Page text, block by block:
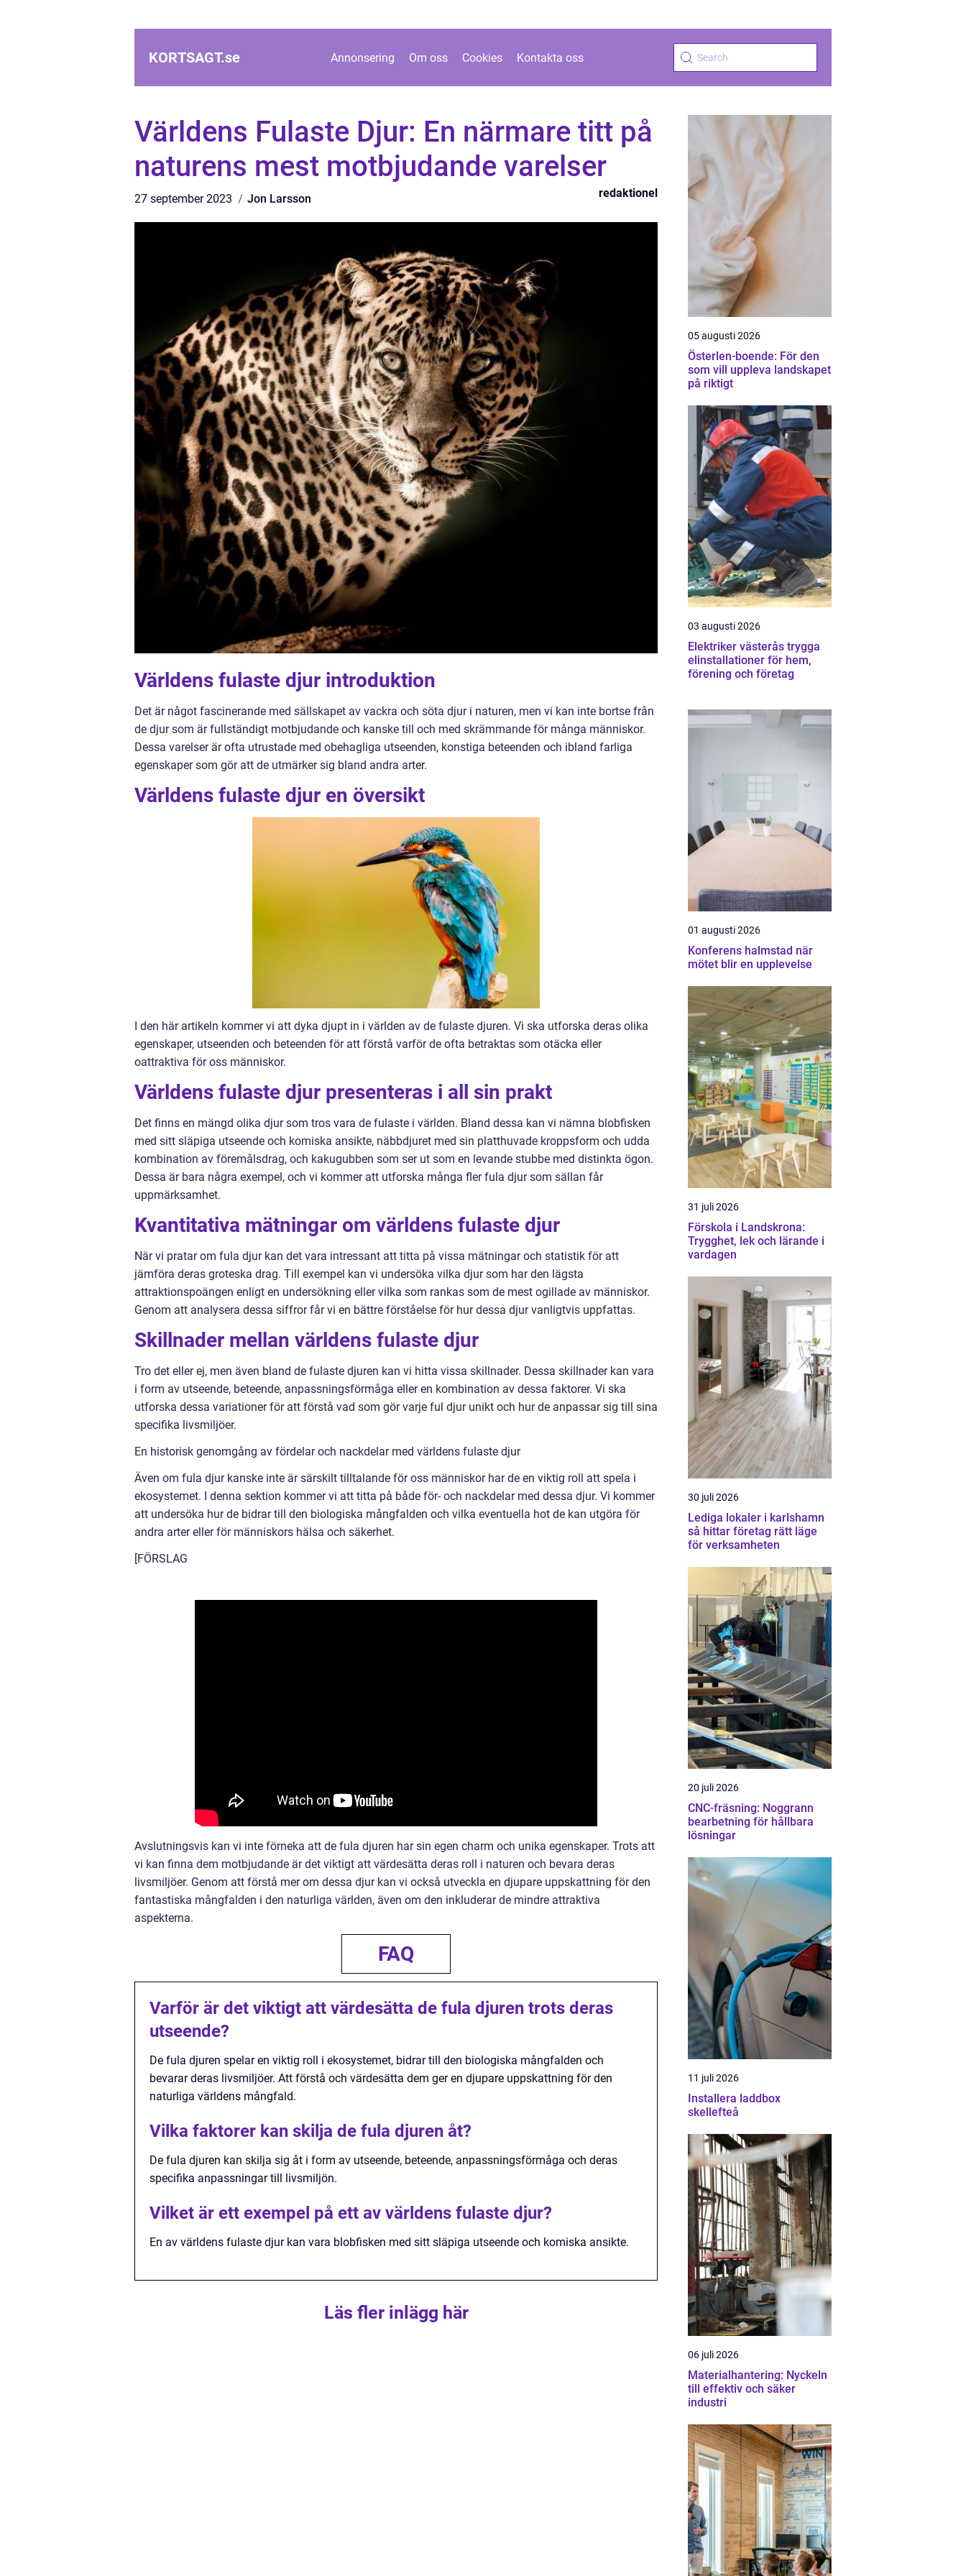
KORTSAGT.se Annonsering Om oss Cookies Kontakta oss
Världens Fulaste Djur: En närmare titt på
naturens mest motbjudande varelser
27 september 2023 Jon Larsson redaktionel
Världens fulaste djur introduktion
Det är något fascinerande med sällskapet av vackra och söta djur i naturen, men vi kan inte bortse från
de djur som är fullständigt motbjudande och kanske till och med skrämmande för många människor.
Dessa varelser är ofta utrustade med obehagliga utseenden, konstiga beteenden och ibland farliga
egenskaper som gör att de utmärker sig bland andra arter.
Världens fulaste djur en översikt
I den här artikeln kommer vi att dyka djupt in i världen av de fulaste djuren. Vi ska utforska deras olika
egenskaper, utseenden och beteenden för att förstå varför de ofta betraktas som otäcka eller
oattraktiva för oss människor.
Världens fulaste djur presenteras i all sin prakt
Det finns en mängd olika djur som tros vara de fulaste i världen. Bland dessa kan vi nämna blobfisken
med sitt släpiga utseende och komiska ansikte, näbbdjuret med sin platthuvade kroppsform och udda
kombination av föremålsdrag, och kakugubben som ser ut som en levande stubbe med distinkta ögon.
Dessa är bara några exempel, och vi kommer att utforska många fler fula djur som sällan får
uppmärksamhet.
Kvantitativa mätningar om världens fulaste djur
När vi pratar om fula djur kan det vara intressant att titta på vissa mätningar och statistik för att
jämföra deras groteska drag. Till exempel kan vi undersöka vilka djur som har den lägsta
attraktionspoängen enligt en undersökning eller vilka som rankas som de mest ogillade av människor.
Genom att analysera dessa siffror får vi en bättre förståelse för hur dessa djur vanligtvis uppfattas.
Skillnader mellan världens fulaste djur
Tro det eller ej, men även bland de fulaste djuren kan vi hitta vissa skillnader. Dessa skillnader kan vara
i form av utseende, beteende, anpassningsförmåga eller en kombination av dessa faktorer. Vi ska
utforska dessa variationer för att förstå vad som gör varje ful djur unikt och hur de anpassar sig till sina
specifika livsmiljöer.
En historisk genomgång av fördelar och nackdelar med världens fulaste djur
Även om fula djur kanske inte är särskilt tilltalande för oss människor har de en viktig roll att spela i
ekosystemet. I denna sektion kommer vi att titta på både för- och nackdelar med dessa djur. Vi kommer
att undersöka hur de bidrar till den biologiska mångfalden och vilka eventuella hot de kan utgöra för
andra arter eller för människors hälsa och säkerhet.
[FÖRSLAG
Avslutningsvis kan vi inte förneka att de fula djuren har sin egen charm och unika egenskaper. Trots att
vi kan finna dem motbjudande är det viktigt att värdesätta deras roll i naturen och bevara deras
livsmiljöer. Genom att förstå mer om dessa djur kan vi också utveckla en djupare uppskattning för den
fantastiska mångfalden i den naturliga världen, även om den inkluderar de mindre attraktiva
aspekterna.
FAQ
Varför är det viktigt att värdesätta de fula djuren trots deras
utseende?
De fula djuren spelar en viktig roll i ekosystemet, bidrar till den biologiska mångfalden och
bevarar deras livsmiljöer. Att förstå och värdesätta dem ger en djupare uppskattning för den
naturliga världens mångfald.
Vilka faktorer kan skilja de fula djuren åt?
De fula djuren kan skilja sig åt i form av utseende, beteende, anpassningsförmåga och deras
specifika anpassningar till livsmiljön.
Vilket är ett exempel på ett av världens fulaste djur?
En av världens fulaste djur kan vara blobfisken med sitt släpiga utseende och komiska ansikte.
Läs fler inlägg här
05 augusti 2026
Österlen-boende: För den
som vill uppleva landskapet
på riktigt
03 augusti 2026
Elektriker västerås trygga
elinstallationer för hem,
förening och företag
01 augusti 2026
Konferens halmstad när
mötet blir en upplevelse
31 juli 2026
Förskola i Landskrona:
Trygghet, lek och lärande i
vardagen
30 juli 2026
Lediga lokaler i karlshamn
så hittar företag rätt läge
för verksamheten
20 juli 2026
CNC-fräsning: Noggrann
bearbetning för hållbara
lösningar
11 juli 2026
Installera laddbox
skellefteå
06 juli 2026
Materialhantering: Nyckeln
till effektiv och säker
industri